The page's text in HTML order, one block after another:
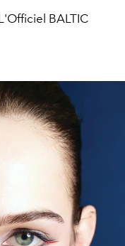
BALTIC